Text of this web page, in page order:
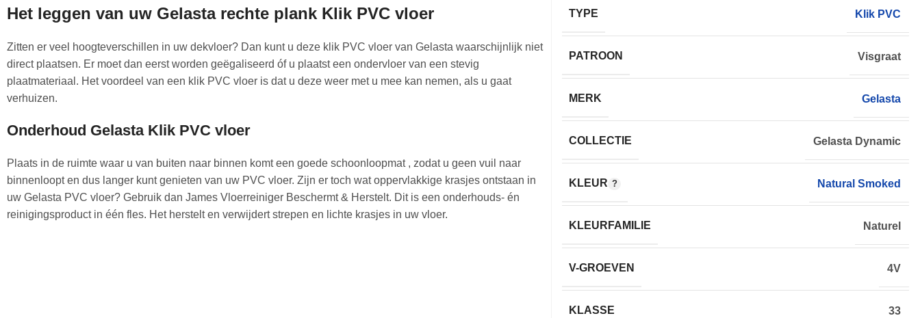
Het leggen van uw Gelasta rechte plank Klik PVC vloer
Zitten er veel hoogteverschillen in uw dekvloer? Dan kunt u deze klik PVC vloer van Gelasta waarschijnlijk niet
direct plaatsen. Er moet dan eerst worden geëgaliseerd óf u plaatst een ondervloer van een stevig
plaatmateriaal. Het voordeel van een klik PVC vloer is dat u deze weer met u mee kan nemen, als u gaat
verhuizen.
Onderhoud Gelasta Klik PVC vloer
Plaats in de ruimte waar u van buiten naar binnen komt een goede schoonloopmat , zodat u geen vuil naar
binnenloopt en dus langer kunt genieten van uw PVC vloer. Zijn er toch wat oppervlakkige krasjes ontstaan in
uw Gelasta PVC vloer? Gebruik dan James Vloerreiniger Beschermt & Herstelt. Dit is een onderhouds- én
reinigingsproduct in één fles. Het herstelt en verwijdert strepen en lichte krasjes in uw vloer.
TYPE Klik PVC
PATROON Visgraat
MERK Gelasta
COLLECTIE Gelasta Dynamic
KLEUR Natural Smoked
KLEURFAMILIE Naturel
V-GROEVEN 4V
KLASSE 33